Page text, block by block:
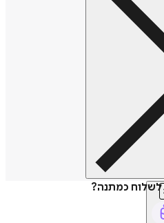
לשלוח כמתנה?